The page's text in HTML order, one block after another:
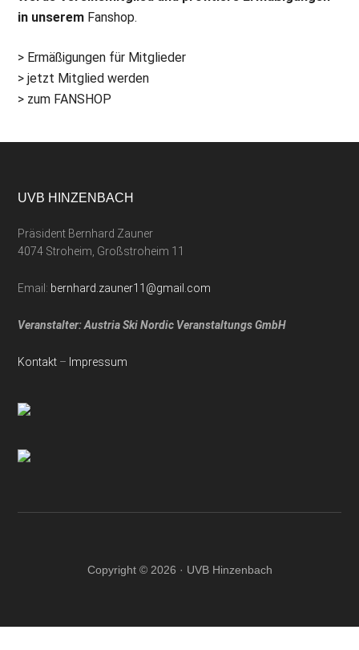
in unserem Fanshop.
> Ermäßigungen für Mitglieder
> jetzt Mitglied werden
> zum FANSHOP
UVB HINZENBACH
Präsident Bernhard Zauner
4074 Stroheim, Großstroheim 11
Email: bernhard.zauner11@gmail.com
Veranstalter: Austria Ski Nordic Veranstaltungs GmbH
Kontakt – Impressum
Copyright © 2026 · UVB Hinzenbach